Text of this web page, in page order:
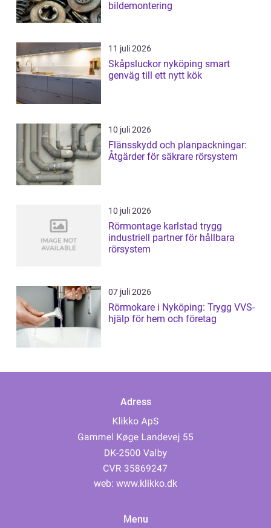
bildemontering
11 juli 2026
Skåpsluckor nyköping smart
genväg till ett nytt kök
10 juli 2026
Flänsskydd och planpackningar:
Åtgärder för säkrare rörsystem
10 juli 2026
Rörmontage karlstad trygg
industriell partner för hållbara
rörsystem
07 juli 2026
Rörmokare i Nyköping: Trygg VVS-
hjälp för hem och företag
Adress
web: www.klikko.dk
Menu